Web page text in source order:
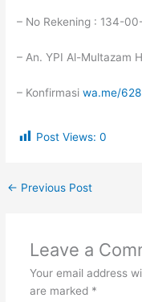
– No Rekening : 134-
– An. YPI Al-Multazam
– Konfirmasiwa.me/
Post Views: 0
← Previous Post
Leave a
Your email address
are marked *